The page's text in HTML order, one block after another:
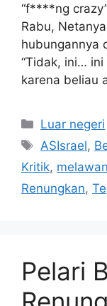
“f****ng
Rabu,
hubungannya
“Tidak, ini…
karena beliau
Kategori
Luar negeri
Tag
ASIsrael,
Kritik, melawan
Renungkan,
Pelari